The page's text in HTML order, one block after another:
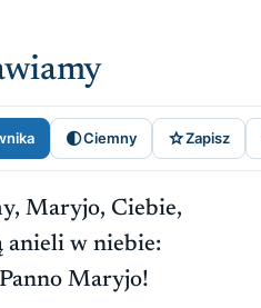
Ciemny Zapisz
Maryjo, Ciebie,
anieli w niebie:
Maryjo!